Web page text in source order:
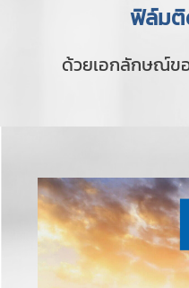
ฟิล์มติ
ด้วยเอกลักษณ์ข